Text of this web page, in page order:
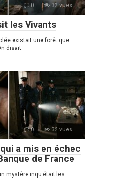
0 32 vues
les Vivants
existait une forêt que
disait
0 32 vues
a mis en échec
de France
mystère inquiétait les